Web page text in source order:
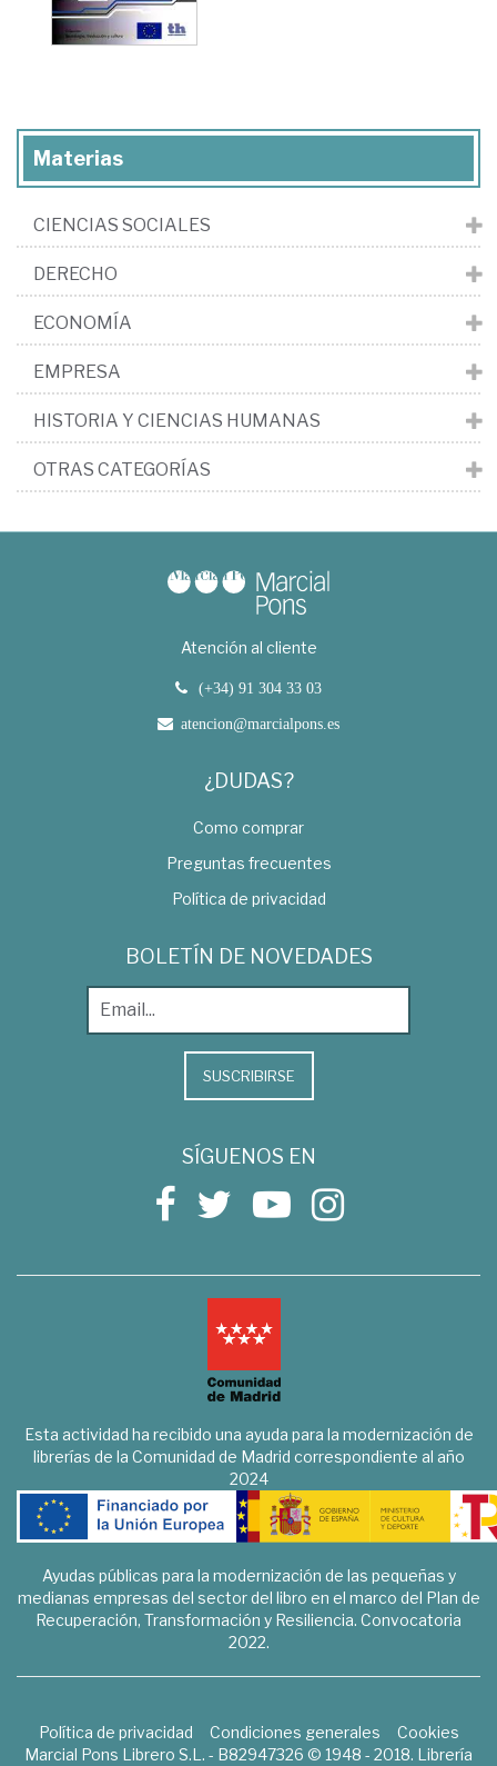
Materias
CIENCIAS SOCIALES
DERECHO
ECONOMÍA
EMPRESA
HISTORIA Y CIENCIAS HUMANAS
OTRAS CATEGORÍAS
Atención al cliente
(+34) 91 304 33 03
atencion@marcialpons.es
¿DUDAS?
Como comprar
Preguntas frecuentes
Política de privacidad
BOLETÍN DE NOVEDADES
SUSCRIBIRSE
SÍGUENOS EN
Esta actividad ha recibido una ayuda para la modernización de
librerías de la Comunidad de Madrid correspondiente al año
2024
Ayudas públicas para la modernización de las pequeñas y
medianas empresas del sector del libro en el marco del Plan de
Recuperación, Transformación y Resiliencia. Convocatoria
2022.
Política de privacidad Condiciones generales
Cookies
Marcial Pons Librero S.L. - B82947326 © 1948 - 2018. Librería